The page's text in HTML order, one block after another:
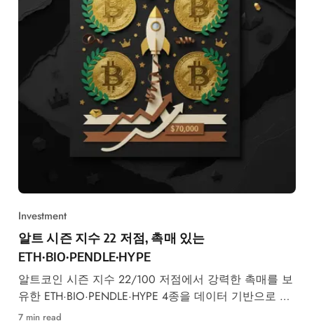
Investment
알트 시즌 지수 22 저점, 촉매 있는
ETH·BIO·PENDLE·HYPE
알트코인 시즌 지수 22/100 저점에서 강력한 촉매를 보
유한 ETH·BIO·PENDLE·HYPE 4종을 데이터 기반으로 엄
선했습니다.
7 min read